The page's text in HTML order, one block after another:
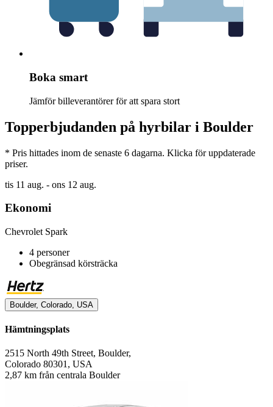
Boka smart
Jämför billeverantörer för att spara stort
Topperbjudanden på hyrbilar i Boulder
* Pris hittades inom de senaste 6 dagarna. Klicka för uppdaterade
priser.
tis 11 aug. - ons 12 aug.
Ekonomi
Chevrolet Spark
4 personer
Obegränsad körsträcka
Boulder, Colorado, USA
Hämtningsplats
2515 North 49th Street, Boulder,
Colorado 80301, USA
2,87 km från centrala Boulder